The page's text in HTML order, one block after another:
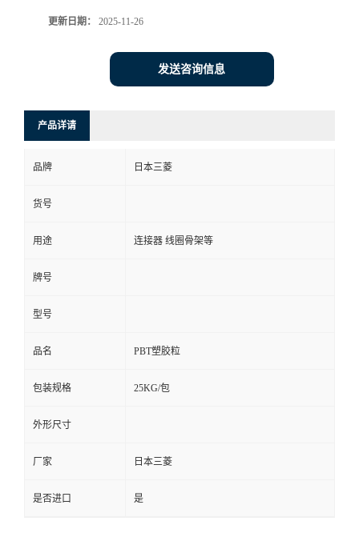
更新日期： 2025-11-26
发送咨询信息
产品详请
品牌 日本三菱
货号
用途 连接器 线圈骨架等
牌号
型号
品名 PBT塑胶粒
包装规格 25KG/包
外形尺寸
厂家 日本三菱
是否进口 是